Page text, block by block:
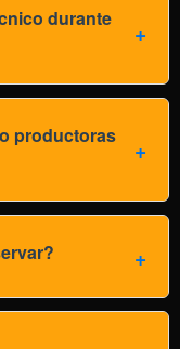
durante
productoras